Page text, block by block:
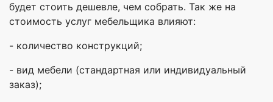
будет стоить дешевле, чем собрать. Так же на
стоимость услуг мебельщика влияют:
- количество конструкций;
- вид мебели (стандартная или индивидуальный
заказ);